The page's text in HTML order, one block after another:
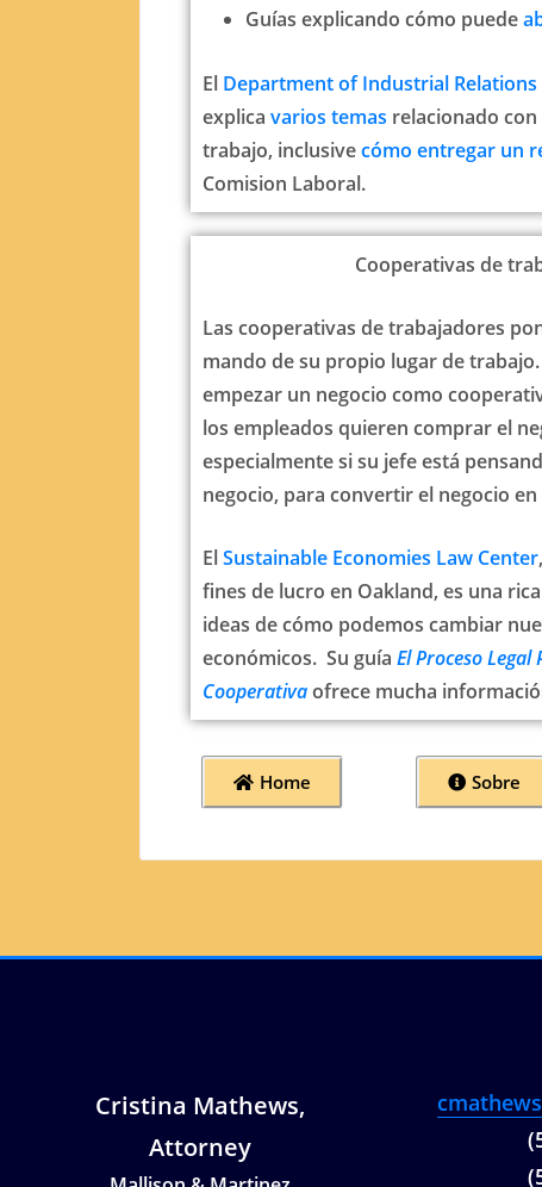
Guías explicando cómo puede
El Department of Industrial Relations
explica varios temas relacionado
trabajo, inclusivecómo entregar un
Comision Laboral.
Cooperativas de
Las cooperativas de trabajadores
mando de su propio lugar de
empezar un negocio como
los empleados quieren comprar el
especialmente si su jefe está
negocio, para convertir el negocio
ElSustainable Economies Law Center
fines de lucro en Oakland, es una
ideas de cómo podemos cambiar
económicos. Su guía El Proceso
Cooperativaofrece mucha
Home Sobre
Cristina Mathews,
Attorney